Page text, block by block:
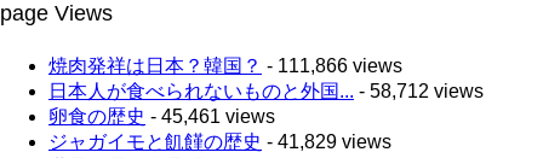
page Views
焼肉発祥は日本？韓国？ - 111,866 views
日本人が食べられないものと外国... - 58,712 views
卵食の歴史 - 45,461 views
ジャガイモと飢饉の歴史 - 41,829 views